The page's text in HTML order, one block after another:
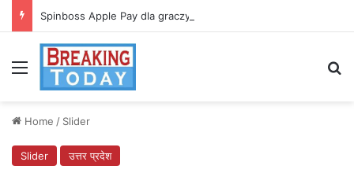
Spinboss Apple Pay dla graczy na iPhone
Menu
Home / Slider
Slider उत्तर प्रदेश